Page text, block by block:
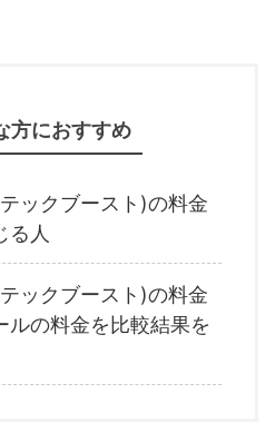
方におすすめ
ックブースト)の料金
る人
ックブースト)の料金
ルの料金を比較結果を